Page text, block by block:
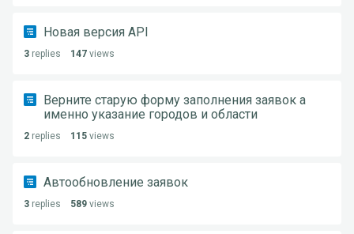
Новая версия API
3 replies 147 views
Верните старую форму заполнения заявок а
именно указание городов и области
2 replies 115 views
Автообновление заявок
3 replies 589 views